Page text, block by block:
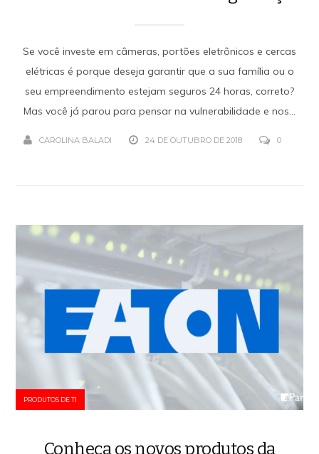
Se você investe em câmeras, portões eletrônicos e cercas
elétricas é porque deseja garantir que a sua família ou o
seu empreendimento estejam seguros 24 horas, correto?
Mas você já parou para pensar na vulnerabilidade e nos...
CAROLINA BALADI 24 DE OUTUBRO DE 2018 0
PRODUTOS DE TI
Conheça os novos produtos da